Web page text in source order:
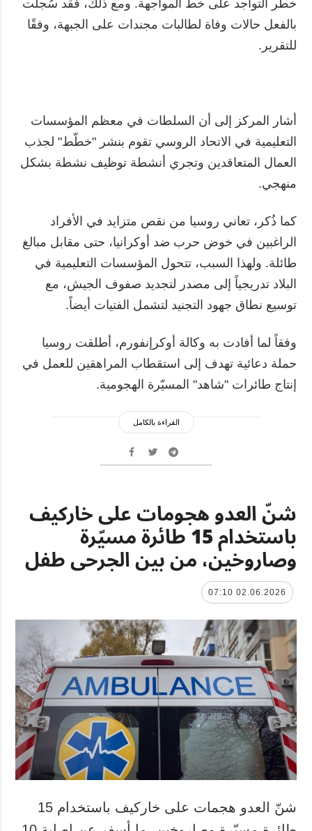
خطر التواجد على خط المواجهة. ومع ذلك، فقد سُجلت
بالفعل حالات وفاة لطالبات مجندات على الجبهة، وفقًا
للتقرير.
أشار المركز إلى أن السلطات في معظم المؤسسات
التعليمية في الاتحاد الروسي تقوم بنشر "خطّط" لجذب
العمال المتعاقدين وتجري أنشطة توظيف نشطة بشكل
منهجي.
كما ذُكر، تعاني روسيا من نقص متزايد في الأفراد
الراغبين في خوض حرب ضد أوكرانيا، حتى مقابل مبالغ
طائلة. ولهذا السبب، تتحول المؤسسات التعليمية في
البلاد تدريجياً إلى مصدر لتجديد صفوف الجيش، مع
توسيع نطاق جهود التجنيد لتشمل الفتيات أيضاً.
وفقاً لما أفادت به وكالة أوكرإنفورم، أطلقت روسيا
حملة دعائية تهدف إلى استقطاب المراهقين للعمل في
إنتاج طائرات "شاهد" المسيّرة الهجومية.
القراءة بالكامل
شنّ العدو هجومات على خاركيف
باستخدام 15 طائرة مسيّرة
وصاروخين، من بين الجرحى طفل
02.06.2026 07:10
شنّ العدو هجمات على خاركيف باستخدام 15